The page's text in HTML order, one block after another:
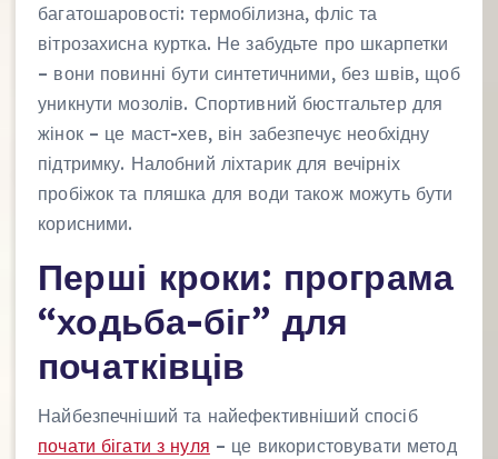
багатошаровості: термобілизна, фліс та
вітрозахисна куртка. Не забудьте про шкарпетки
– вони повинні бути синтетичними, без швів, щоб
уникнути мозолів. Спортивний бюстгальтер для
жінок – це маст-хев, він забезпечує необхідну
підтримку. Налобний ліхтарик для вечірніх
пробіжок та пляшка для води також можуть бути
корисними.
Перші кроки: програма
“ходьба-біг” для
початківців
Найбезпечніший та найефективніший спосіб
почати бігати з нуля – це використовувати метод